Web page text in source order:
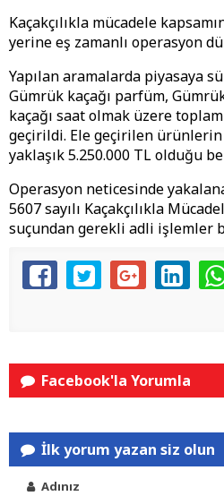
​Kaçakçılıkla mücadele
yerine eş zamanlı operasyon
Yapılan aramalarda piyasaya
Gümrük kaçağı parfüm,
kaçağı saat olmak üzere
geçirildi. Ele geçirilen
yaklaşık 5.250.000 TL olduğu
​Operasyon neticesinde
5607 sayılı Kaçakçılıkla
suçundan gerekli adli işlemler
Facebook'la Yorumla
İlk yorum yazan siz olun
Adınız